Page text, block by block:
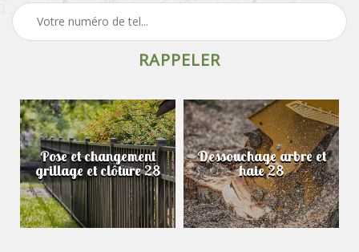
Pose et changement
grillage et clôture 28
Dessouchage arbre et
haie 28